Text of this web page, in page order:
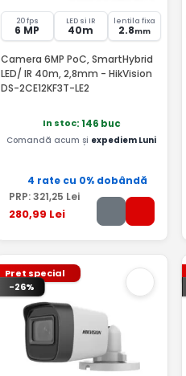
20 fps
6 MP
LED si IR
40m
lentila fixa
2.8mm
Camera 6MP PoC, SmartHybrid
LED/ IR 40m, 2,8mm - HikVision
DS-2CE12KF3T-LE2
In stoc: 146 buc
Comandă acum și expediem Luni
4 rate cu 0% dobândă
PRP:321,25 Lei
280,99 Lei
Pret special
-26%